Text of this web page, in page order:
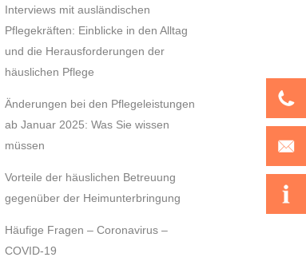
Interviews mit ausländischen
Pflegekräften: Einblicke in den Alltag
und die Herausforderungen der
häuslichen Pflege
Änderungen bei den Pflegeleistungen
ab Januar 2025: Was Sie wissen
müssen
Vorteile der häuslichen Betreuung
gegenüber der Heimunterbringung
Häufige Fragen – Coronavirus –
COVID-19